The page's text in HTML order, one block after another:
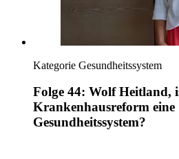
Kategorie Gesundheitssystem
Folge 44: Wolf Heitland,
Krankenhausreform eine
Gesundheitssystem?